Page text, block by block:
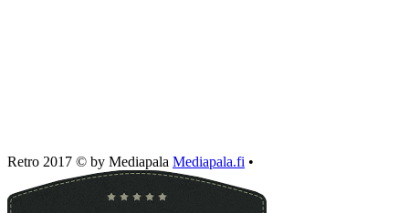
Retro 2017 © by Mediapala Mediapala.fi •